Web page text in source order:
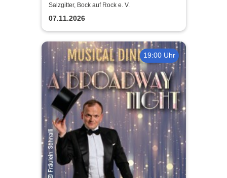
gemeinnütziger e. V.
Salzgitter, Bock auf Rock e. V.
07.11.2026
19:00 Uhr